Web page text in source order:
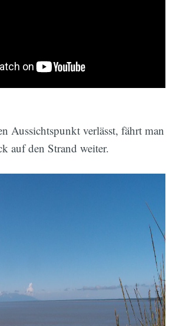
Aussichtspunkt verlässt, fährt man
auf den Strand weiter.